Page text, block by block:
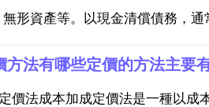
形資產等。以現金清償債務，
方法有哪些定價的方法主要
價法成本加成定價法是一種以成